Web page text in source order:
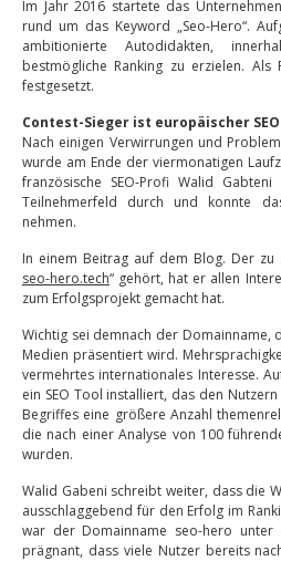
Im Jahr 2016 startete das
rund um das Keyword „Seo-Hero“.
ambitionierte Autodidakten,
bestmögliche Ranking zu erzielen. Als
festgesetzt.
Contest-Sieger ist europäischer
Nach einigen Verwirrungen und
wurde am Ende der viermonatigen
französische SEO-Profi Walid
Teilnehmerfeld durch und konnte
nehmen.
In einem Beitrag auf dem Blog. Der zu
seo-hero.tech“ gehört, hat er allen
zum Erfolgsprojekt gemacht hat.
Wichtig sei demnach der Domainname,
Medien präsentiert wird.
vermehrtes internationales Interesse.
ein SEO Tool installiert, das den
Begriffes eine größere Anzahl
die nach einer Analyse von 100
wurden.
Walid Gabeni schreibt weiter, dass die
ausschlaggebend für den Erfolg im
war der Domainname seo-hero
prägnant, dass viele Nutzer bereits